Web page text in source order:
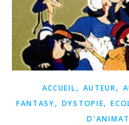
ACCUEIL, AUTEUR,
FANTASY, DYSTOPIE,